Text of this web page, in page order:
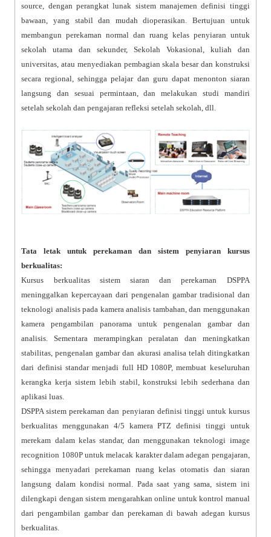
source, dengan perangkat lunak sistem manajemen definisi tinggi
bawaan, yang stabil dan mudah dioperasikan. Bertujuan untuk
membangun perekaman normal dan ruang kelas penyiaran untuk
sekolah utama dan sekunder, Sekolah Vokasional, kuliah dan
universitas, atau menyediakan pembagian skala besar dan konstruksi
secara regional, sehingga pelajar dan guru dapat menonton siaran
langsung dan sesuai permintaan, dan melakukan studi mandiri
setelah sekolah dan pengajaran refleksi setelah sekolah, dll.
Tata letak untuk perekaman dan sistem penyiaran kursus
berkualitas:
Kursus berkualitas sistem siaran dan perekaman DSPPA
meninggalkan kepercayaan dari pengenalan gambar tradisional dan
teknologi analisis pada kamera analisis tambahan, dan menggunakan
kamera pengambilan panorama untuk pengenalan gambar dan
analisis. Sementara merampingkan peralatan dan meningkatkan
stabilitas, pengenalan gambar dan akurasi analisa telah ditingkatkan
dari definisi standar menjadi full HD 1080P, membuat keseluruhan
kerangka kerja sistem lebih stabil, konstruksi lebih sederhana dan
aplikasi luas.
DSPPA sistem perekaman dan penyiaran definisi tinggi untuk kursus
berkualitas menggunakan 4/5 kamera PTZ definisi tinggi untuk
merekam dalam kelas standar, dan menggunakan teknologi image
recognition 1080P untuk melacak karakter dalam adegan pengajaran,
sehingga menyadari perekaman ruang kelas otomatis dan siaran
langsung dalam kondisi normal. Pada saat yang sama, sistem ini
dilengkapi dengan sistem mengarahkan online untuk kontrol manual
dari pengambilan gambar dan perekaman di bawah adegan kursus
berkualitas.